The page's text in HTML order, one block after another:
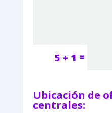
5 + 1 =
Ubicación de
centrales: